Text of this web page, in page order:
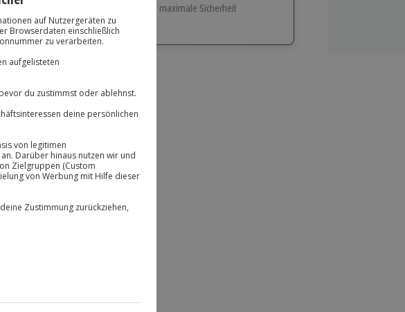
Große Auswahl, volle Flexibilität und maximale Sicherheit
Große Auswahl
Über 9.000 Erlebnisse.
Jeder Gutschein für alle Erlebnisse einlösbar.
10 Jahre gültig & verlängerbar.